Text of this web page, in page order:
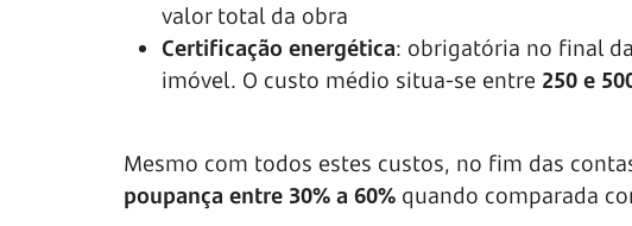
valor total da obra
Certificação energética: obrigatória no final
imóvel. O custo médio situa-se entre 250 e
Mesmo com todos estes custos, no fim das
poupança entre 30% a 60% quando comparada